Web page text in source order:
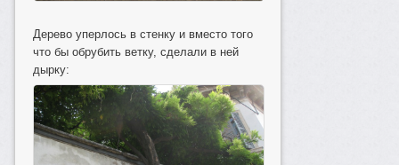
Дерево уперлось в стенку и вместо того
что бы обрубить ветку, сделали в ней
дырку: